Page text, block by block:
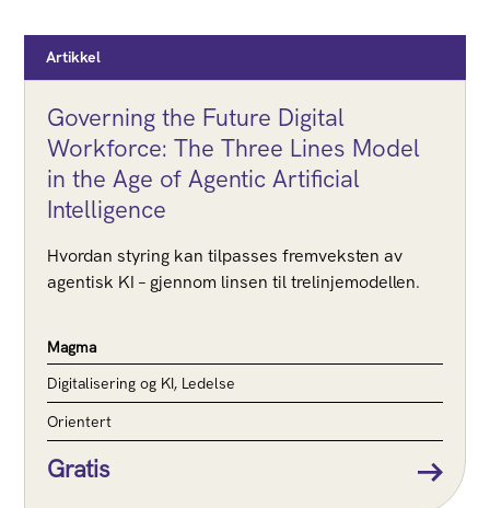
Artikkel
Governing the Future Digital
Workforce: The Three Lines Model
in the Age of Agentic Artificial
Intelligence
Hvordan styring kan tilpasses fremveksten av
agentisk KI – gjennom linsen til trelinjemodellen.
Magma
Digitalisering og KI, Ledelse
Orientert
Gratis